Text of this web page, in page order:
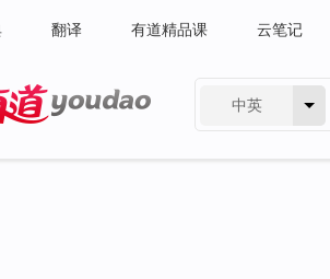
翻译 有道精品课 云笔记
中英